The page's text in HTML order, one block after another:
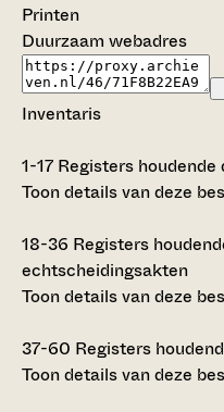
Printen
Duurzaam webadres
Inventaris
1-17 Registers
Toon details van deze
18-36 Registers
echtscheidingsakten
Toon details van deze
37-60 Registers
Toon details van deze